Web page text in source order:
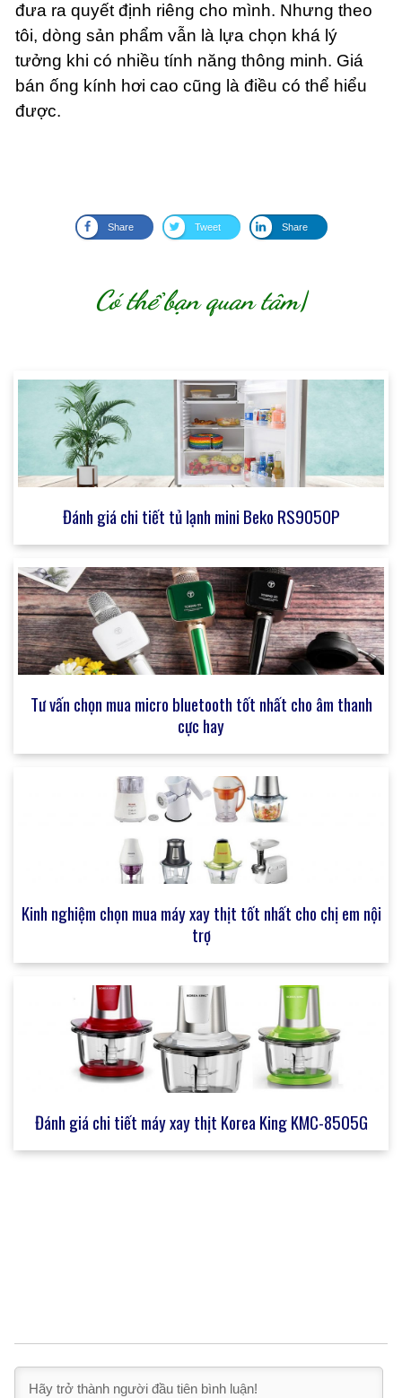
đưa ra quyết định riêng cho mình. Nhưng theo
tôi, dòng sản phẩm vẫn là lựa chọn khá lý
tưởng khi có nhiều tính năng thông minh. Giá
bán ống kính hơi cao cũng là điều có thể hiểu
được.
Share Tweet Share
Có thể bạn quan tâm|
Đánh giá chi tiết tủ lạnh mini Beko RS9050P
Tư vấn chọn mua micro bluetooth tốt nhất cho âm thanh
cực hay
Kinh nghiệm chọn mua máy xay thịt tốt nhất cho chị em nội
trợ
Đánh giá chi tiết máy xay thịt Korea King KMC-8505G